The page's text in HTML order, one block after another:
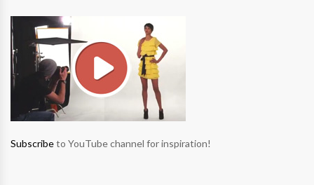
Subscribeto YouTube channel for inspiration!